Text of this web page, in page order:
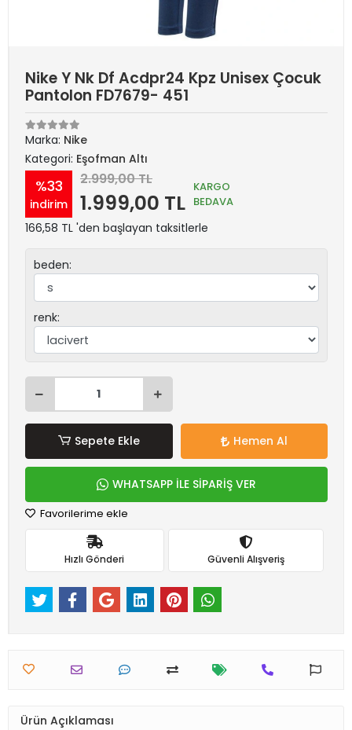
Nike Y Nk Df Acdpr24 Kpz Unisex Çocuk
Pantolon FD7679- 451
Marka: Nike
Kategori: Eşofman Altı
%33
indirim
2.999,00 TL
1.999,00 TL
KARGO
BEDAVA
166,58 TL 'den başlayan taksitlerle
beden:
renk:
Sepete Ekle Hemen Al
WHATSAPP İLE SİPARİŞ VER
Favorilerime ekle
Hızlı Gönderi Güvenli Alışveriş
Ürün Açıklaması